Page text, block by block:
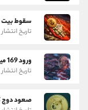
سقوط بیت کوین
تاریخ انتشار : ۲۶ اردیبهشت
ورود 169 میلیون دلار سرمایه به ETF های بیت کوین و اتریوم
تاریخ انتشار : ۲۷ تیر
صعود دوج